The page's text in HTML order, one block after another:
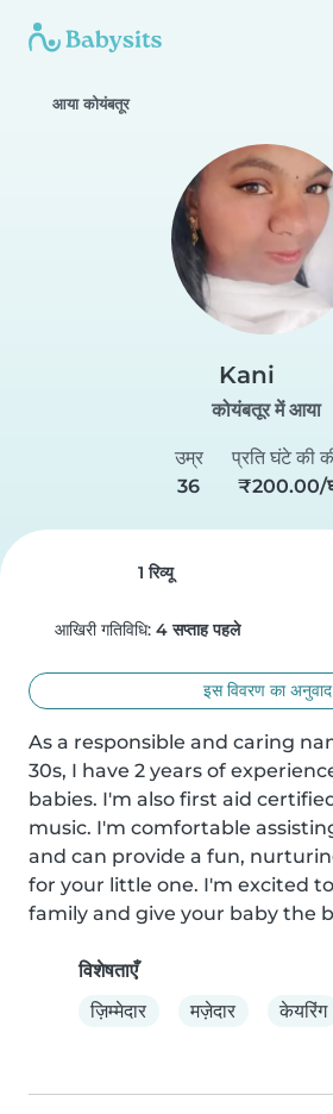
आया कोयंबतूर
Kani
कोयंबतूर में आया
उम्र
36
प्रति घंटे की
₹200.00/
1 रिव्यू
आखिरी गतिविधि: 4 सप्ताह पहले
इस विवरण का
As a responsible and caring
30s, I have 2 years of
babies. I'm also first aid
music. I'm comfortable
and can provide a fun,
for your little one. I'm excited
family and give your baby the
विशेषताएँ
ज़िम्मेदार
मज़ेदार केयरिंग